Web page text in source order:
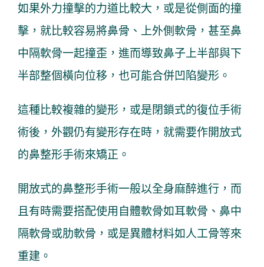
如果外力撞擊的力道比較大，或是從側面的撞
擊，就比較容易將鼻骨、上外側軟骨，甚至鼻
中隔軟骨一起撞歪，進而導致鼻子上半部與下
半部整個橫向位移，也可能合併凹陷變形。
這種比較複雜的變形，或是閉鎖式的復位手術
術後，外觀仍有變形存在時，就需要作開放式
的鼻整形手術來矯正。
開放式的鼻整形手術一般以全身麻醉進行，而
且有時需要搭配使用自體軟骨如耳軟骨、鼻中
隔軟骨或肋軟骨，或是異體材料如人工骨等來
重建。